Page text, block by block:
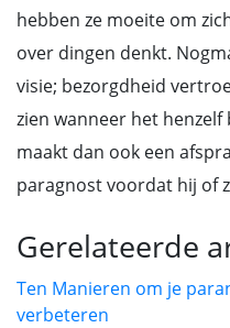
hebben ze moeite om
over dingen denkt.
visie; bezorgdheid
zien wanneer het
maakt dan ook een
paragnost voordat hij of
Gerelateerde
Ten Manieren om je
verbeteren